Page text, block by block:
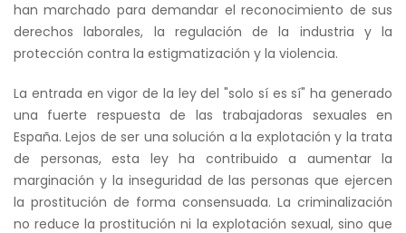
han marchado para demandar el reconocimiento de sus
derechos laborales, la regulación de la industria y la
protección contra la estigmatización y la violencia.
La entrada en vigor de la ley del "solo sí es sí" ha generado
una fuerte respuesta de las trabajadoras sexuales en
España. Lejos de ser una solución a la explotación y la trata
de personas, esta ley ha contribuido a aumentar la
marginación y la inseguridad de las personas que ejercen
la prostitución de forma consensuada. La criminalización
no reduce la prostitución ni la explotación sexual, sino que